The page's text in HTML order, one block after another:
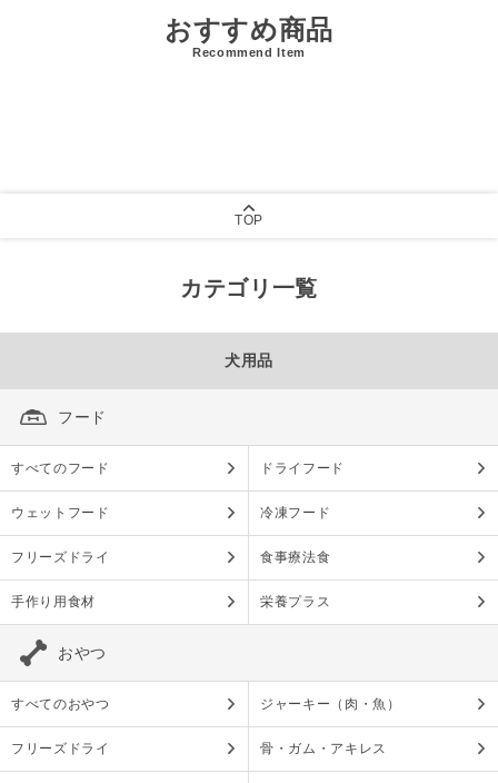
おすすめ商品
Recommend Item
TOP
カテゴリ一覧
犬用品
フード
すべてのフード ドライフード
ウェットフード 冷凍フード
フリーズドライ 食事療法食
手作り用食材 栄養プラス
おやつ
すべてのおやつ ジャーキー（肉・魚）
フリーズドライ 骨・ガム・アキレス